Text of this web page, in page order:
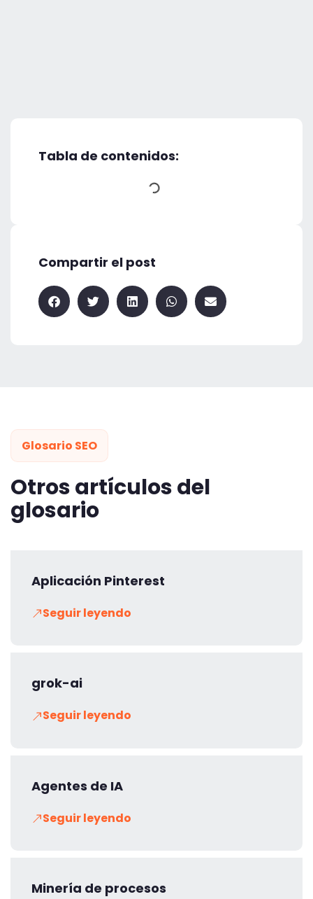
Tabla de contenidos:
Compartir el post
Glosario SEO
Otros artículos del
glosario
Aplicación Pinterest
Seguir leyendo
grok-ai
Seguir leyendo
Agentes de IA
Seguir leyendo
Minería de procesos